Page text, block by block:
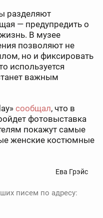
разделяют
— предупредить о
В музее
позволяют не
но и фиксировать
используется
важным
сообщал, что в
фотовыставка
покажут самые
женские костюмные
Ева Грэйс
писем по адресу: